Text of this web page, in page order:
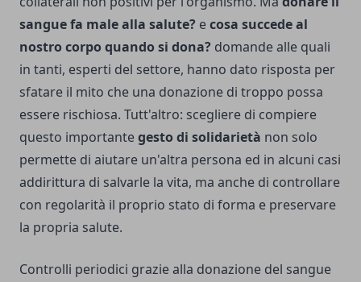
sangue fa male alla salute? ecosa succede al
nostro corpo quando si dona? domande alle quali
in tanti, esperti del settore, hanno dato risposta per
sfatare il mito che una donazione di troppo possa
essere rischiosa. Tutt'altro: scegliere di compiere
questo importantegesto di solidarietà non solo
permette di aiutare un'altra persona ed in alcuni casi
addirittura di salvarle la vita, ma anche di controllare
con regolarità il proprio stato di forma e preservare
la propria salute.
Controlli periodici grazie alla donazione del sangue